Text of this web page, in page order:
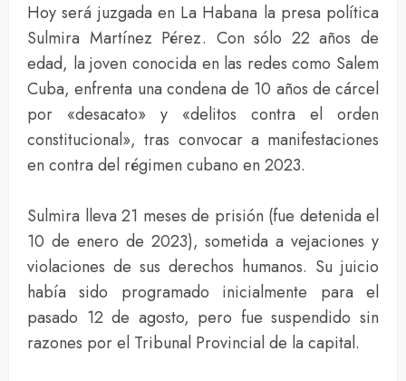
Hoy será juzgada en La Habana la presa política
Sulmira Martínez Pérez. Con sólo 22 años de
edad, la joven conocida en las redes como Salem
Cuba, enfrenta una condena de 10 años de cárcel
por «desacato» y «delitos contra el orden
constitucional», tras convocar a manifestaciones
en contra del régimen cubano en 2023.
Sulmira lleva 21 meses de prisión (fue detenida el
10 de enero de 2023), sometida a vejaciones y
violaciones de sus derechos humanos. Su juicio
había sido programado inicialmente para el
pasado 12 de agosto, pero fue suspendido sin
razones por el Tribunal Provincial de la capital.